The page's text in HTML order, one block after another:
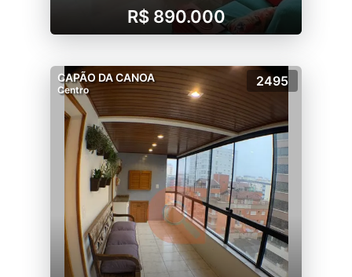
R$ 890.000
CAPÃO DA CANOA
Centro
2495